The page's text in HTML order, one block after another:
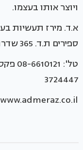
ויוצר אותו בעצמו.
ספירים ת.ד. 365 שדרות
3724447
www.admeraz.co.il